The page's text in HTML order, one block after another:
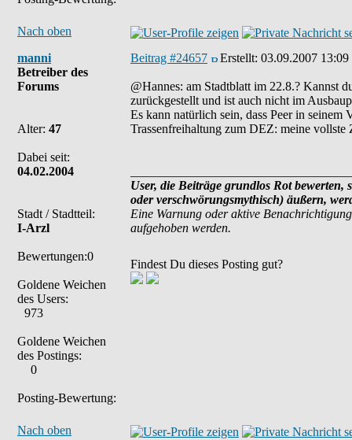
Nach oben
manni
Betreiber des
Forums
Alter: 47
Dabei seit:
04.02.2004
Stadt / Stadtteil:
I-Arzl
Bewertungen:0
Goldene Weichen
des Users:
973
Goldene Weichen
des Postings:
0
Posting-Bewertung:
Beitrag #24657 Erstellt: 03.09.2007 13:09
@Hannes: am Stadtblatt im 22.8.? Kannst
zurückgestellt und ist auch nicht im
Es kann natürlich sein, dass Peer in seinem
Trassenfreihaltung zum DEZ: meine vollste
User, die Beiträge grundlos Rot
oder verschwörungsmythisch) äußern,
Eine Warnung oder aktive
aufgehoben werden.
Findest Du dieses Posting gut?
Nach oben